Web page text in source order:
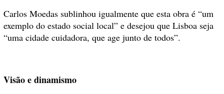
Carlos Moedas sublinhou igualmente que esta obra é “um
exemplo do estado social local” e desejou que Lisboa seja
“uma cidade cuidadora, que age junto de todos”.
Visão e dinamismo